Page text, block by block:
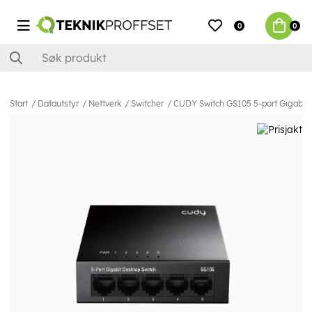
0 0
Start Datautstyr Nettverk Switcher CUDY Switch GS105 5-port Gigabit